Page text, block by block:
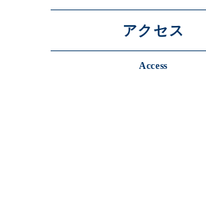
アクセス
Access